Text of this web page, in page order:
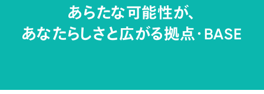
あらたな可能性が、
あなたらしさと広がる拠点・BASE